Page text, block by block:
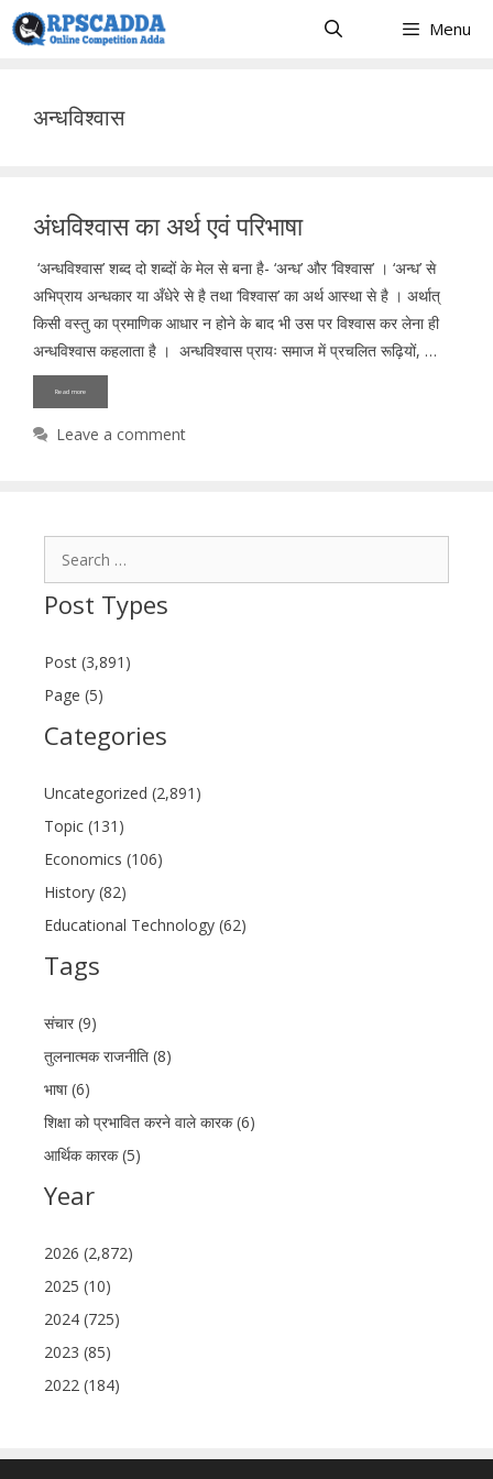
Skip
to
Menu
अन्धविश्वास
अंधविश्वास का अर्थ एवं परिभाषा
‘अन्धविश्वास’ शब्द दो शब्दों के मेल से बना है- ‘अन्ध’ और ‘विश्वास’ । ‘अन्ध’ से
अभिप्राय अन्धकार या अँधेरे से है तथा ‘विश्वास’ का अर्थ आस्था से है । अर्थात्
किसी वस्तु का प्रमाणिक आधार न होने के बाद भी उस पर विश्वास कर लेना ही
अन्धविश्वास कहलाता है । अन्धविश्वास प्रायः समाज में प्रचलित रूढ़ियों, …
Read more
Leave a comment
Post Types
Post (3,891)
Page (5)
Categories
Uncategorized (2,891)
Topic (131)
Economics (106)
History (82)
Educational Technology (62)
Tags
संचार (9)
तुलनात्मक राजनीति (8)
भाषा (6)
शिक्षा को प्रभावित करने वाले कारक (6)
आर्थिक कारक (5)
Year
2026 (2,872)
2025 (10)
2024 (725)
2023 (85)
2022 (184)